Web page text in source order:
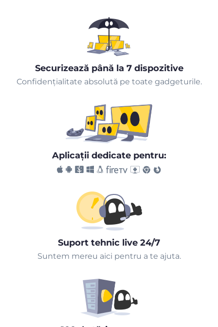
Securizează până la 7 dispozitive
Confidențialitate absolută pe toate gadgeturile.
Aplicaţii dedicate pentru:
Suport tehnic live 24/7
Suntem mereu aici pentru a te ajuta.